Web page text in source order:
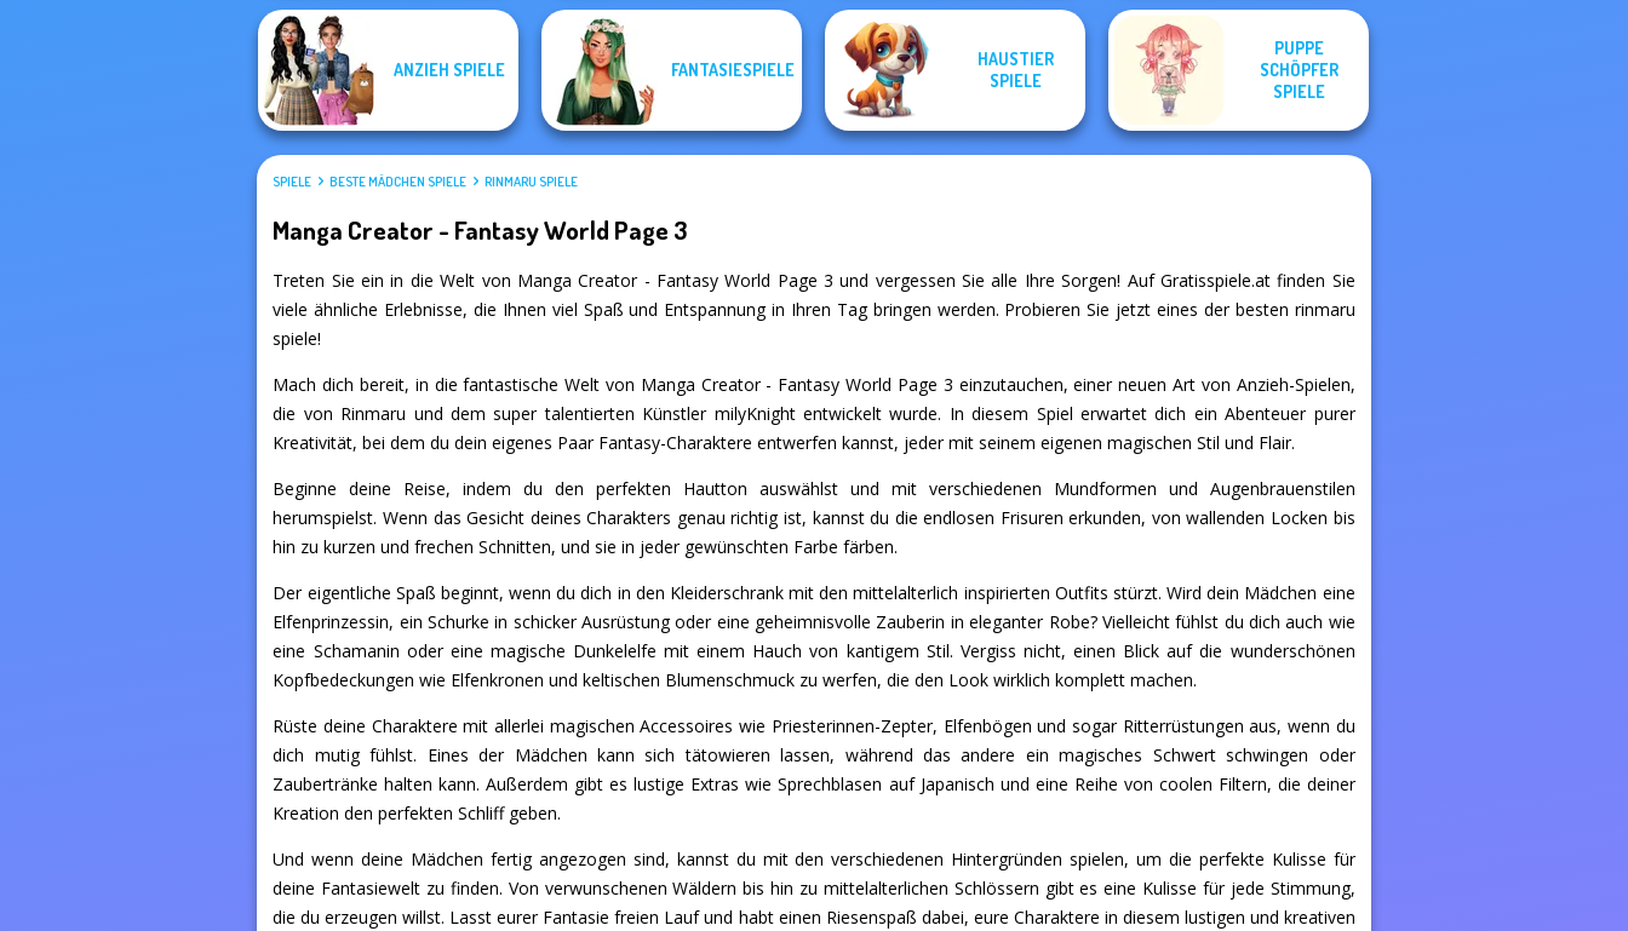
ANZIEH SPIELE FANTASIESPIELE
HAUSTIER
SPIELE
PUPPE
SCHÖPFER
SPIELE
SPIELE BESTE MÄDCHEN SPIELE RINMARU SPIELE
Manga Creator - Fantasy World Page 3
Treten Sie ein in die Welt von Manga Creator - Fantasy World Page 3 und vergessen Sie alle Ihre Sorgen! Auf Gratisspiele.at finden Sie
viele ähnliche Erlebnisse, die Ihnen viel Spaß und Entspannung in Ihren Tag bringen werden. Probieren Sie jetzt eines der besten rinmaru
spiele!
Mach dich bereit, in die fantastische Welt von Manga Creator - Fantasy World Page 3 einzutauchen, einer neuen Art von Anzieh-Spielen,
die von Rinmaru und dem super talentierten Künstler milyKnight entwickelt wurde. In diesem Spiel erwartet dich ein Abenteuer purer
Kreativität, bei dem du dein eigenes Paar Fantasy-Charaktere entwerfen kannst, jeder mit seinem eigenen magischen Stil und Flair.
Beginne deine Reise, indem du den perfekten Hautton auswählst und mit verschiedenen Mundformen und Augenbrauenstilen
herumspielst. Wenn das Gesicht deines Charakters genau richtig ist, kannst du die endlosen Frisuren erkunden, von wallenden Locken bis
hin zu kurzen und frechen Schnitten, und sie in jeder gewünschten Farbe färben.
Der eigentliche Spaß beginnt, wenn du dich in den Kleiderschrank mit den mittelalterlich inspirierten Outfits stürzt. Wird dein Mädchen eine
Elfenprinzessin, ein Schurke in schicker Ausrüstung oder eine geheimnisvolle Zauberin in eleganter Robe? Vielleicht fühlst du dich auch wie
eine Schamanin oder eine magische Dunkelelfe mit einem Hauch von kantigem Stil. Vergiss nicht, einen Blick auf die wunderschönen
Kopfbedeckungen wie Elfenkronen und keltischen Blumenschmuck zu werfen, die den Look wirklich komplett machen.
Rüste deine Charaktere mit allerlei magischen Accessoires wie Priesterinnen-Zepter, Elfenbögen und sogar Ritterrüstungen aus, wenn du
dich mutig fühlst. Eines der Mädchen kann sich tätowieren lassen, während das andere ein magisches Schwert schwingen oder
Zaubertränke halten kann. Außerdem gibt es lustige Extras wie Sprechblasen auf Japanisch und eine Reihe von coolen Filtern, die deiner
Kreation den perfekten Schliff geben.
Und wenn deine Mädchen fertig angezogen sind, kannst du mit den verschiedenen Hintergründen spielen, um die perfekte Kulisse für
deine Fantasiewelt zu finden. Von verwunschenen Wäldern bis hin zu mittelalterlichen Schlössern gibt es eine Kulisse für jede Stimmung,
die du erzeugen willst. Lasst eurer Fantasie freien Lauf und habt einen Riesenspaß dabei, eure Charaktere in diesem lustigen und kreativen